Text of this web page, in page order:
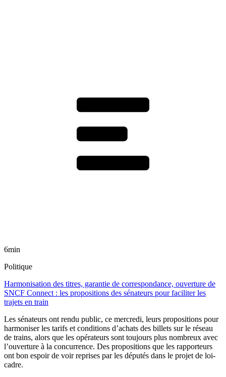
6min
Politique
Harmonisation des titres, garantie de correspondance, ouverture de
SNCF Connect : les propositions des sénateurs pour faciliter les
trajets en train
Les sénateurs ont rendu public, ce mercredi, leurs propositions pour
harmoniser les tarifs et conditions d’achats des billets sur le réseau
de trains, alors que les opérateurs sont toujours plus nombreux avec
l’ouverture à la concurrence. Des propositions que les rapporteurs
ont bon espoir de voir reprises par les députés dans le projet de loi-
cadre.